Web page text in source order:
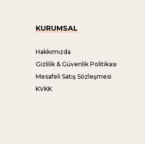
KURUMSAL
Hakkımızda
Gizlilik & Güvenlik Politikası
Mesafeli Satış Sözleşmesi
KVKK